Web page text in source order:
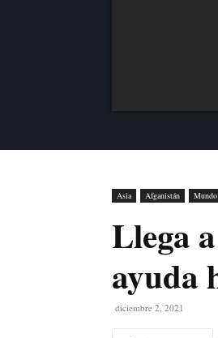
Asia Afganistán Mundo
Llega
ayuda
diciembre 2, 2021